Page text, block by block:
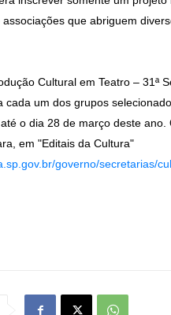
que abriguem
Cultural em Teatro – 31ª
cada um dos grupos
o dia 28 de março deste
em "Editais da Cultura"
governo/secretarias/